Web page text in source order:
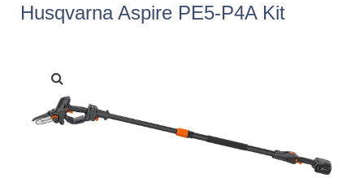
Husqvarna Aspire PE5-P4A Kit